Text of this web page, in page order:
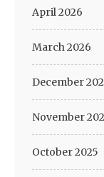
April 2026
March 2026
December
November
October 2025